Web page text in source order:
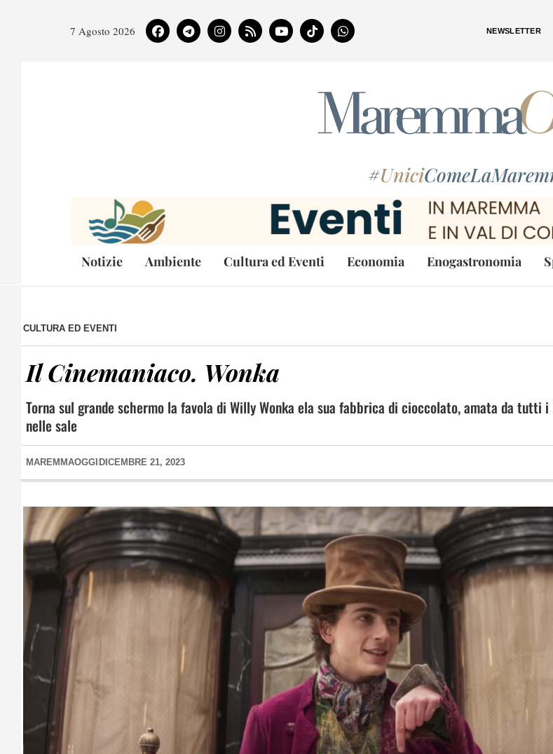
7 Agosto 2026 NEWSLETTER
#Unici
Notizie Ambiente Cultura ed Eventi Economia Enogastronomia
CULTURA ED EVENTI
Il Cinemaniaco. Wonka
Torna sul grande schermo la favola di Willy Wonka ela sua fabbrica di cioccolato, amata da tutti
nelle sale
MAREMMAOGGI DICEMBRE 21, 2023